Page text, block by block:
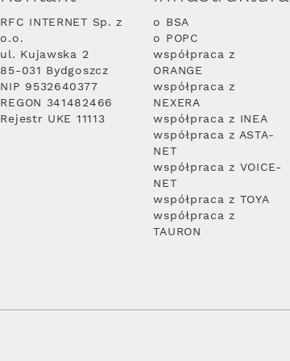
RFC INTERNET Sp. z
o.o.
ul. Kujawska 2
85-031 Bydgoszcz
NIP 9532640377
REGON 341482466
Rejestr UKE 11113
o BSA
o POPC
współpraca z
ORANGE
współpraca z
NEXERA
współpraca z INEA
współpraca z ASTA-
NET
współpraca z VOICE-
NET
współpraca z TOYA
współpraca z
TAURON